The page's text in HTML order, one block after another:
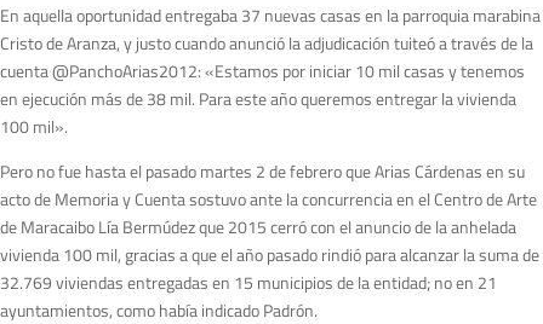
En aquella oportunidad entregaba 37 nuevas casas en la parroquia marabina
Cristo de Aranza, y justo cuando anunció la adjudicación tuiteó a través de la
cuenta @PanchoArias2012: «Estamos por iniciar 10 mil casas y tenemos
en ejecución más de 38 mil. Para este año queremos entregar la vivienda
100 mil».
Pero no fue hasta el pasado martes 2 de febrero que Arias Cárdenas en su
acto de Memoria y Cuenta sostuvo ante la concurrencia en el Centro de Arte
de Maracaibo Lía Bermúdez que 2015 cerró con el anuncio de la anhelada
vivienda 100 mil, gracias a que el año pasado rindió para alcanzar la suma de
32.769 viviendas entregadas en 15 municipios de la entidad; no en 21
ayuntamientos, como había indicado Padrón.